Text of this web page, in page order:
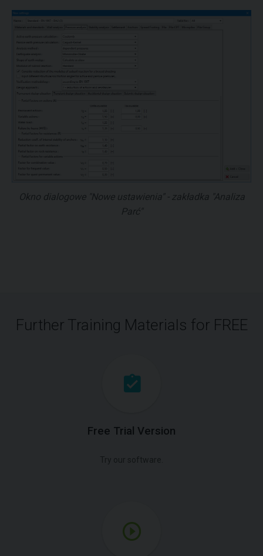
Okno dialogowe "Nowe ustawienia" - zakładka "Analiza
Parć"
Further Training Materials for FREE
Free Trial Version